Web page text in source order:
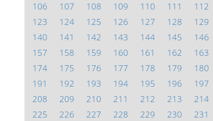
106
107 108 109 110 111 112
123
124 125 126 127 128 129
140
141 142 143 144 145 146
157
158 159 160 161 162 163
174
175 176 177 178 179 180
191
192 193 194 195 196 197
208
209 210 211 212 213 214
225
226 227 228 229 230 231